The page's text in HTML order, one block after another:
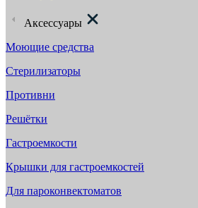
Аксессуары
Моющие средства
Стерилизаторы
Противни
Решётки
Гастроемкости
Крышки для гастроемкостей
Для пароконвектоматов